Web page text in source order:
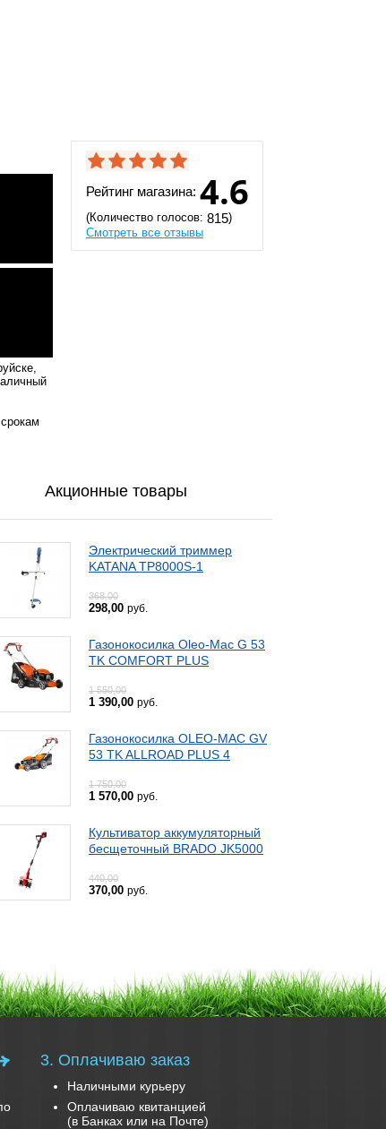
Рейтинг магазина: 4.6
(Количество голосов: 815)
Смотреть все отзывы
Акционные товары
Электрический триммер
KATANA TP8000S-1
368,00
298,00 руб.
Газонокосилка Oleo-Mac G 53
TK COMFORT PLUS
1 550,00
1 390,00 руб.
Газонокосилка OLEO-MAC GV
53 TK ALLROAD PLUS 4
1 750,00
1 570,00 руб.
Культиватор аккумуляторный
бесщеточный BRADO JK5000
440,00
370,00 руб.
3. Оплачиваю заказ
Наличными курьеру
Оплачиваю квитанцией
(в Банках или на Почте)